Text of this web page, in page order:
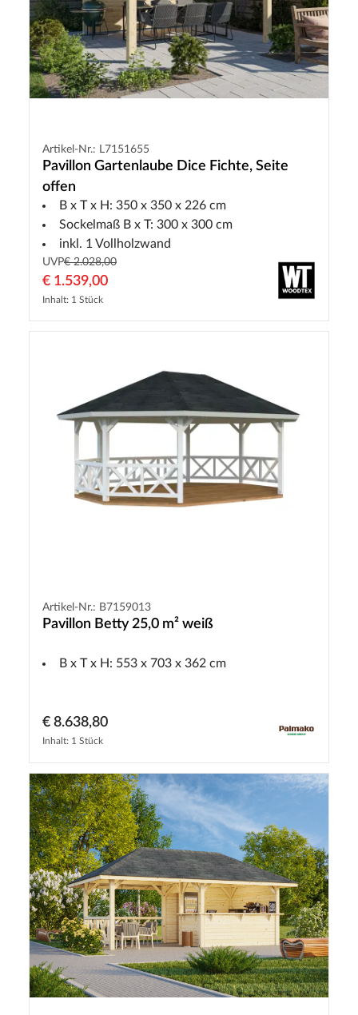
Artikel-Nr.: L7151655
Pavillon Gartenlaube Dice Fichte, Seite
offen
B x T x H: 350 x 350 x 226 cm
Sockelmaß B x T: 300 x 300 cm
inkl. 1 Vollholzwand
UVP€ 2.028,00
€ 1.539,00
Inhalt: 1 Stück
Artikel-Nr.: B7159013
Pavillon Betty 25,0 m² weiß
B x T x H: 553 x 703 x 362 cm
€ 8.638,80
Inhalt: 1 Stück